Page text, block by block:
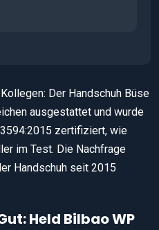
Der Handschuh Büse
ausgestattet und wurde
zertifiziert, wie
im Test. Die Nachfrage
Handschuh seit 2015
Held Bilbao WP